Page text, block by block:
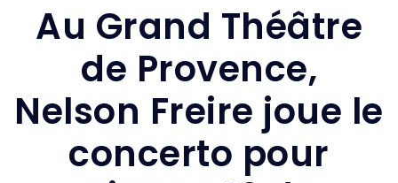
Au Grand Théâtre
de Provence,
Nelson Freire joue le
concerto pour